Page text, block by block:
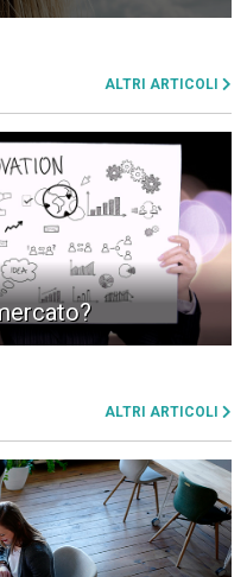
ALTRI ARTICOLI
ALTRI ARTICOLI